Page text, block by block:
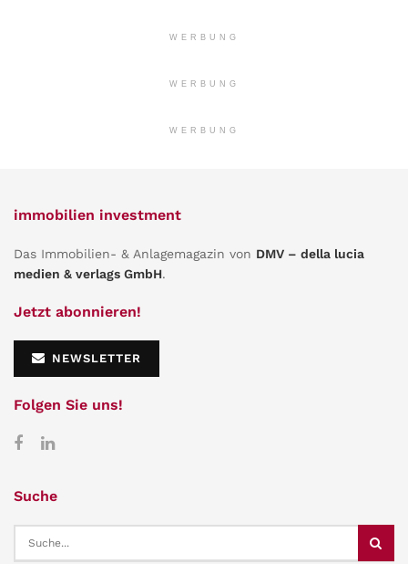
WERBUNG
WERBUNG
WERBUNG
immobilien investment
Das Immobilien- & Anlagemagazin von DMV – della lucia
medien & verlags GmbH.
Jetzt abonnieren!
NEWSLETTER
Folgen Sie uns!
Suche